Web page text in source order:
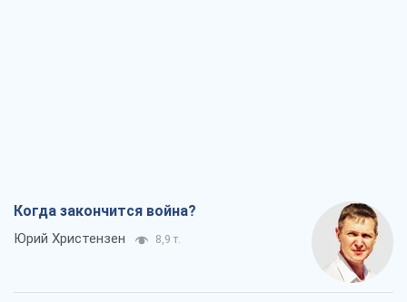
Когда закончится война?
Юрий Христензен 8,9 т.